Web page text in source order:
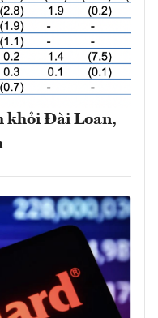
khỏi Đài Loan,